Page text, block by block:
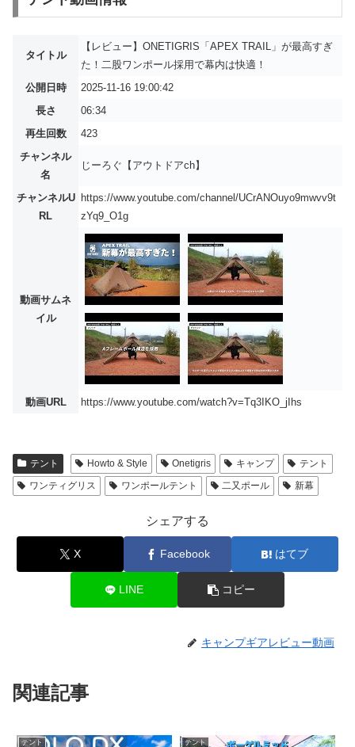
タイトル
【レビュー】ONETIGRIS「APEX TRAIL」が最高すぎ
た！二股ワンポール採用で幕内は快適！
公開日時
2025-11-16 19:00:42
長さ
06:34
再生回数
423
チャンネル
名
じーろぐ【アウトドアch】
チャンネルU
RL
https://www.youtube.com/channel/UCrANOuyo9mwvv9t
zYq9_O1g
動画サムネ
イル
動画URL https://www.youtube.com/watch?v=Tq3IKO_jIhs
テント Howto & Style Onetigris キャンプ
テント
ワンティグリス
ワンポールテント 二又ポール 新幕
シェアする
X Facebook はてブ
LINE コピー
キャンプギアレビュー動画
関連記事
テント テント